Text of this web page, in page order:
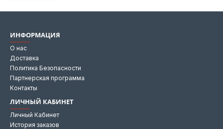
ИНФОРМАЦИЯ
О нас
Доставка
Политика Безопасности
Партнерская программа
Контакты
ЛИЧНЫЙ КАБИНЕТ
Личный Кабинет
История заказов